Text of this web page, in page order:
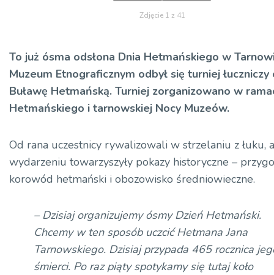
Zdjęcie 1 z 41
To już ósma odsłona Dnia Hetmańskiego w
Muzeum Etnograficznym odbył się turniej łuczniczy
Buławę Hetmańską. Turniej zorganizowano w
Hetmańskiego i tarnowskiej Nocy Muzeów.
Od rana uczestnicy rywalizowali w strzelaniu z łuku, a
wydarzeniu towarzyszyły pokazy historyczne –
korowód hetmański i obozowisko średniowieczne.
– Dzisiaj organizujemy ósmy Dzień Hetmański.
Chcemy w ten sposób uczcić Hetmana Jana
Tarnowskiego. Dzisiaj przypada 465 rocznica
śmierci. Po raz piąty spotykamy się tutaj koło